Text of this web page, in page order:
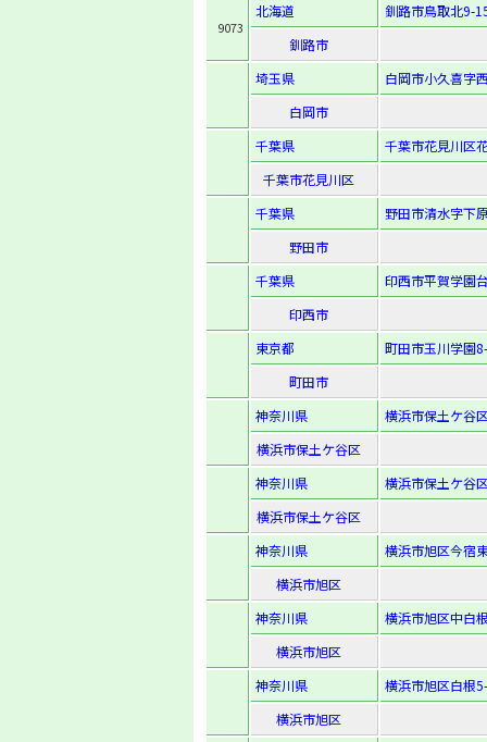
9073
北海道
釧路市鳥取北9-
釧路市
埼玉県
白岡市小久喜字
白岡市
千葉県
千葉市花見川区
千葉市花見川区
千葉県
野田市清水字下
野田市
千葉県
印西市平賀学園
印西市
東京都
町田市玉川学園
町田市
神奈川県
横浜市保土ケ谷
横浜市保土ケ谷区
神奈川県
横浜市保土ケ谷
横浜市保土ケ谷区
神奈川県
横浜市旭区今宿
横浜市旭区
神奈川県
横浜市旭区中白
横浜市旭区
神奈川県
横浜市旭区白根
横浜市旭区